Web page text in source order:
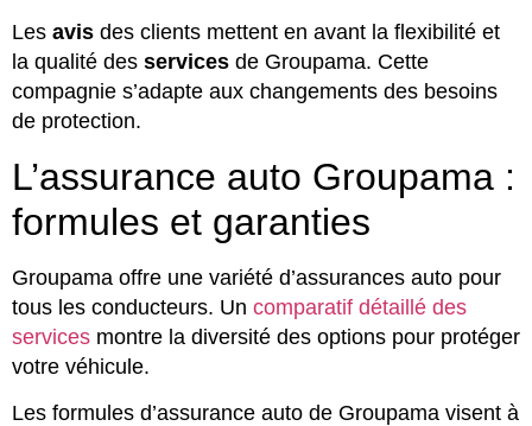
Les avis des clients mettent en avant la flexibilité et
la qualité des services de Groupama. Cette
compagnie s’adapte aux changements des besoins
de protection.
L’assurance auto Groupama :
formules et garanties
Groupama offre une variété d’assurances auto pour
tous les conducteurs. Un comparatif détaillé des
services montre la diversité des options pour protéger
votre véhicule.
Les formules d’assurance auto de Groupama visent à